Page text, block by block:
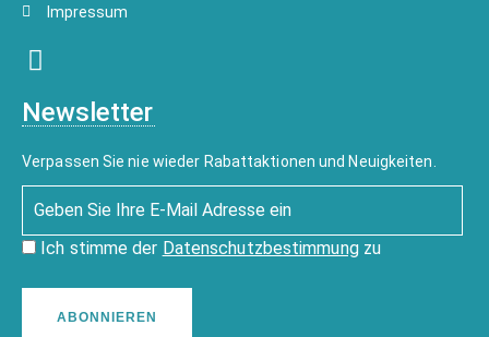
Impressum
Newsletter
Verpassen Sie nie wieder Rabattaktionen und Neuigkeiten.
Ich stimme der Datenschutzbestimmungzu
ABONNIEREN